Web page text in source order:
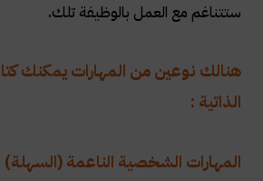
ستتناغم مع العمل بالوظيفة تلك.
هنالك نوعين من المهارات يمكنك
الذاتية :
المهارات الشخصية الناعمة (السهلة)